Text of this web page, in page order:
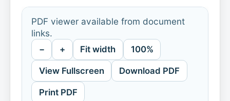
PDF viewer available from document
links.
− + Fit width 100%
View Fullscreen Download PDF
Print PDF